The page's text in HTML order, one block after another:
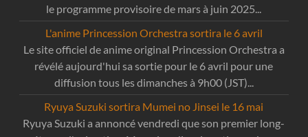
le programme provisoire de mars à juin 2025...
L'anime Princession Orchestra sortira le 6 avril
Le site officiel de anime original Princession Orchestra a
révélé aujourd'hui sa sortie pour le 6 avril pour une
diffusion tous les dimanches à 9h00 (JST)...
Ryuya Suzuki sortira Mumei no Jinsei le 16 mai
Ryuya Suzuki a annoncé vendredi que son premier long-